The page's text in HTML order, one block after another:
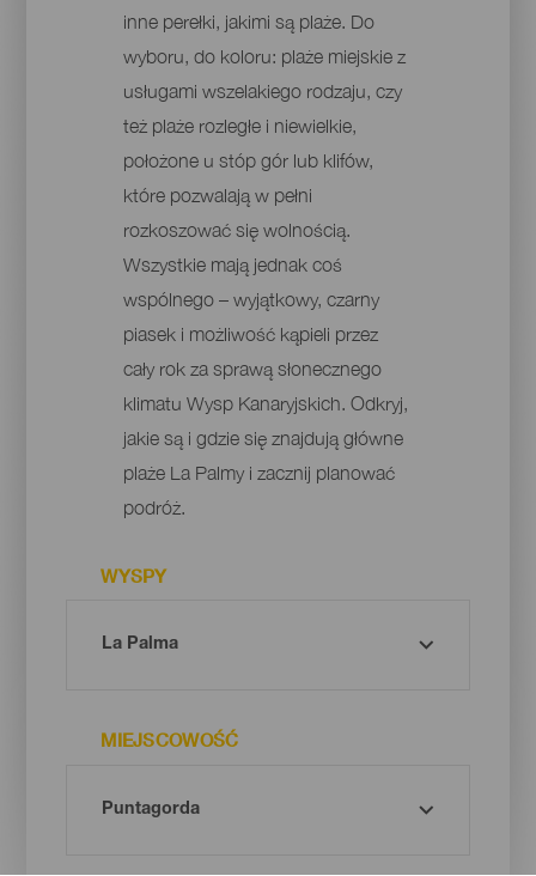
inne perełki, jakimi są plaże. Do
wyboru, do koloru: plaże miejskie z
usługami wszelakiego rodzaju, czy
też plaże rozległe i niewielkie,
położone u stóp gór lub klifów,
które pozwalają w pełni
rozkoszować się wolnością.
Wszystkie mają jednak coś
wspólnego – wyjątkowy, czarny
piasek i możliwość kąpieli przez
cały rok za sprawą słonecznego
klimatu Wysp Kanaryjskich. Odkryj,
jakie są i gdzie się znajdują główne
plaże La Palmy i zacznij planować
podróż.
WYSPY
MIEJSCOWOŚĆ